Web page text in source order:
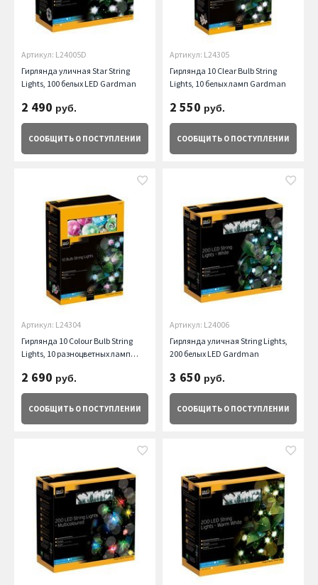
Артикул: L24005D
Гирлянда уличная Star String
Lights, 100 белых LED Gardman
2 490 руб.
СООБЩИТЬ О ПОСТУПЛЕНИИ
Артикул: L24305
Гирлянда 10 Clear Bulb String
Lights, 10 белых ламп Gardman
2 550 руб.
СООБЩИТЬ О ПОСТУПЛЕНИИ
Артикул: L24304
Гирлянда 10 Colour Bulb String
Lights, 10 разноцветных ламп
2 690 руб.
СООБЩИТЬ О ПОСТУПЛЕНИИ
Артикул: L24006
Гирлянда уличная String Lights,
200 белых LED Gardman
3 650 руб.
СООБЩИТЬ О ПОСТУПЛЕНИИ